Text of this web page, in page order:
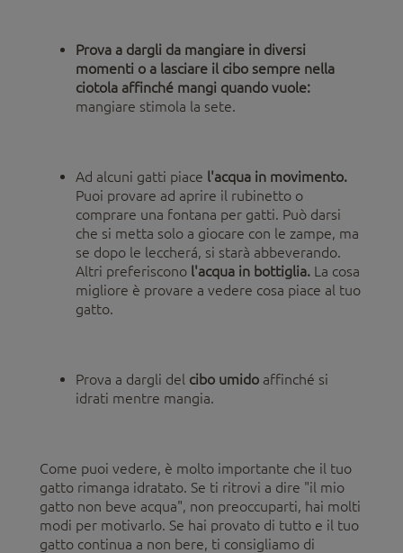
Prova a dargli da mangiare in diversi
momenti o a lasciare il cibo sempre nella
ciotola affinché mangi quando vuole:
mangiare stimola la sete.
Ad alcuni gatti piace l'acqua in movimento.
Puoi provare ad aprire il rubinetto o
comprare una fontana per gatti. Può darsi
che si metta solo a giocare con le zampe, ma
se dopo le leccherá, si starà abbeverando.
Altri preferiscono l'acqua in bottiglia. La cosa
migliore è provare a vedere cosa piace al tuo
gatto.
Prova a dargli del cibo umido affinché si
idrati mentre mangia.
Come puoi vedere, è molto importante che il tuo
gatto rimanga idratato. Se ti ritrovi a dire "il mio
gatto non beve acqua", non preoccuparti, hai molti
modi per motivarlo. Se hai provato di tutto e il tuo
gatto continua a non bere, ti consigliamo di